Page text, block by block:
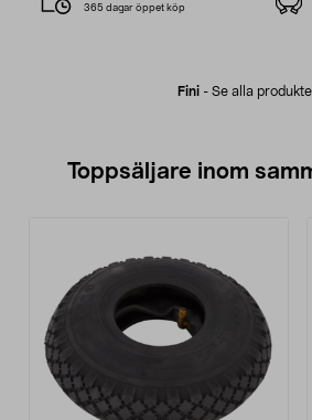
Fini- Se alla
365 dagar öppet köp
Toppsäljare inom